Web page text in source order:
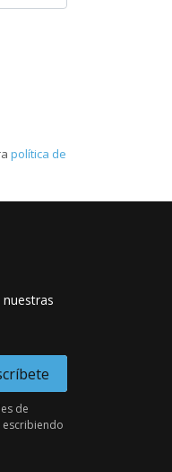
política de
de
escribiendo